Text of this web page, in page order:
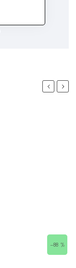
Previous
–88 %
Next